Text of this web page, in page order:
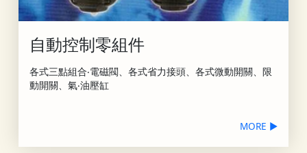
自動控制零組件
各式三點組合‧電磁閥、各式省力接頭、各式微動開關、限
動開關、氣‧油壓缸
MORE ▶